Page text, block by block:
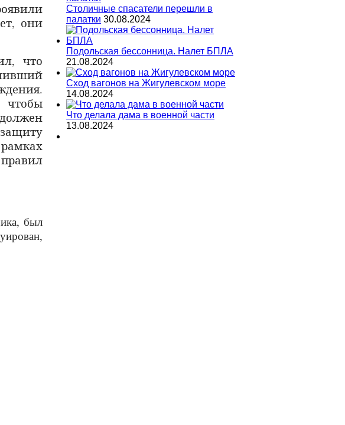
они
что
чтобы
был
Столичные спасатели перешли в
палатки 30.08.2024
Подольская бессонница. Налет БПЛА
21.08.2024
Сход вагонов на Жигулевском море
14.08.2024
Что делала дама в военной части
13.08.2024